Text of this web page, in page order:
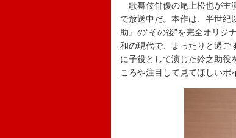
歌舞伎俳優の尾上松也が主
で放送中だ。本作は、半世紀
助』の“その後”を完全オリジ
和の現代で、まったりと過ご
に子役として演じた鈴之助役
ころや注目して見てほしいポ